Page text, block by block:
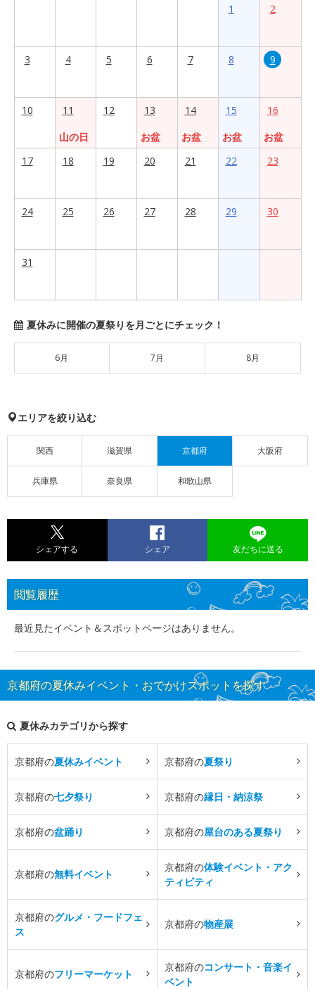
1 2
3 4 5 6 7 8 9
10
11
山の日
12
13
お盆
14
お盆
15
お盆
16
お盆
17
18 19 20 21 22 23
24 25 26 27 28 29 30
31
夏休みに開催の夏祭りを月ごとにチェック！
6月 7月 8月
エリアを絞り込む
関西 滋賀県 京都府 大阪府
兵庫県 奈良県 和歌山県
シェアする シェア 友だちに送る
閲覧履歴
最近見たイベント＆スポットページはありません。
京都府の夏休みイベント・おでかけスポットを探す
夏休みカテゴリから探す
京都府の夏休みイベント 京都府の夏祭り
京都府の七夕祭り 京都府の縁日・納涼祭
京都府の盆踊り 京都府の屋台のある夏祭り
京都府の無料イベント
京都府の体験イベント・アク
ティビティ
京都府のグルメ・フードフェ
ス
京都府の物産展
京都府のフリーマーケット
京都府のコンサート・音楽イ
ベント